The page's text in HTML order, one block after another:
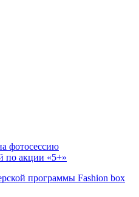
фотосессию
по акции «5+»
программы Fashion box